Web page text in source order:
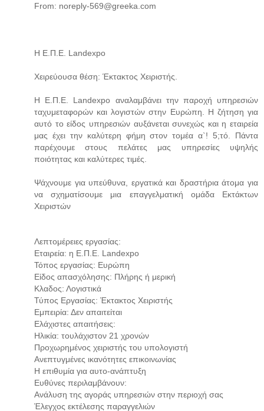
From: noreply-569@greeka.com
Η Ε.Π.Ε. Landexpo
Χειρεύουσα θέση: Έκτακτος Χειριστής.
Η Ε.Π.Ε. Landexpo αναλαμβάνει την παροχή υπηρεσιών
ταχυμεταφορών και λογιστών στην Ευρώπη. Η ζήτηση για
αυτό το είδος υπηρεσιών αυξάνεται συνεχώς και η εταιρεία
μας έχει την καλύτερη φήμη στον τομέα α`! 5;τό. Πάντα
παρέχουμε στους πελάτες μας υπηρεσίες υψηλής
ποιότητας και καλύτερες τιμές.
Ψάχνουμε για υπεύθυνα, εργατικά και δραστήρια άτομα για
να σχηματίσουμε μια επαγγελματική ομάδα Εκτάκτων
Χειριστών
Λεπτομέρειες εργασίας:
Εταιρεία: η Ε.Π.Ε. Landexpo
Τόπος εργασίας: Ευρώπη
Είδος απασχόλησης: Πλήρης ή μερική
Κλαδος: Λογιστικά
Τύπος Εργασίας: Έκτακτος Χειριστής
Εμπειρία: Δεν απαιτείται
Ελάχιστες απαιτήσεις:
Ηλικία: τουλάχιστον 21 χρονών
Προχωρημένος χειριστής του υπολογιστή
Ανεπτυγμένες ικανότητες επικοινωνίας
Η επιθυμία για αυτο-ανάπτυξη
Ευθύνες περιλαμβάνουν:
Ανάλυση της αγοράς υπηρεσιών στην περιοχή σας
Έλεγχος εκτέλεσης παραγγελιών